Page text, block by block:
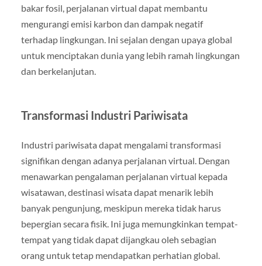
bakar fosil, perjalanan virtual dapat membantu
mengurangi emisi karbon dan dampak negatif
terhadap lingkungan. Ini sejalan dengan upaya global
untuk menciptakan dunia yang lebih ramah lingkungan
dan berkelanjutan.
Transformasi Industri Pariwisata
Industri pariwisata dapat mengalami transformasi
signifikan dengan adanya perjalanan virtual. Dengan
menawarkan pengalaman perjalanan virtual kepada
wisatawan, destinasi wisata dapat menarik lebih
banyak pengunjung, meskipun mereka tidak harus
bepergian secara fisik. Ini juga memungkinkan tempat-
tempat yang tidak dapat dijangkau oleh sebagian
orang untuk tetap mendapatkan perhatian global.